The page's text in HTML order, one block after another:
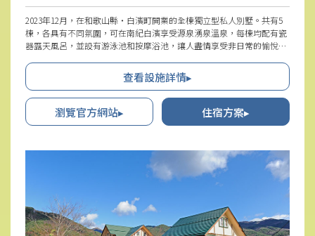
2023年12月，在和歌山縣・白濱町開業的全棟獨立型私人別墅。共有5
棟，各具有不同氛圍，可在南紀白濱享受源泉湧泉溫泉，每棟均配有瓷
器露天風呂，並設有游泳池和按摩浴池，讓人盡情享受非日常的愉悅時
很吸引人。此外，家電產品和盥洗用品採用了知名廠牌的商品，支持舒
適的住宿。還有可容納寵物的棟，可根據情況選擇最適合的空間，無論
是情侶、家庭旅行還是團體入住都很適合。
查看設施詳情▸
瀏覽官方網站▸ 住宿方案▸